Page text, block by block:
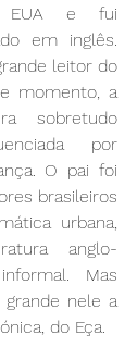
EUA e fui
em inglês.
leitor do
momento, a
sobretudo
por
O pai foi
brasileiros
urbana,
anglo-
Mas
nele a
do Eça.